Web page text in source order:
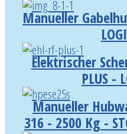
Manueller
Elektrischer
PLUS -
Manueller
316 - 2500 Kg -